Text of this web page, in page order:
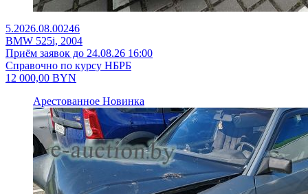
5.2026.08.00246
BMW 525i, 2004
Приём заявок до 24.08.26 16:00
Справочно по курсу НБРБ
12 000,00 BYN
Арестованное Новинка